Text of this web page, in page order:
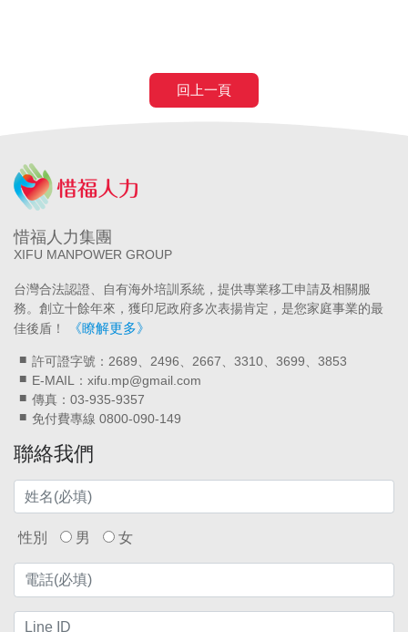
回上一頁
惜福人力集團
XIFU MANPOWER GROUP
台灣合法認證、自有海外培訓系統，提供專業移工申請及相關服
務。創立十餘年來，獲印尼政府多次表揚肯定，是您家庭事業的最
佳後盾！
《瞭解更多》
許可證字號：2689、2496、2667、3310、3699、3853
E-MAIL：xifu.mp@gmail.com
傳真：03-935-9357
免付費專線 0800-090-149
聯絡我們
性別 男 女